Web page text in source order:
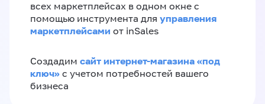
всех маркетплейсах в одном окне с
помощью инструмента для управления
маркетплейсами от inSales
Создадим сайт интернет-магазина «под
ключ» с учетом потребностей вашего
бизнеса